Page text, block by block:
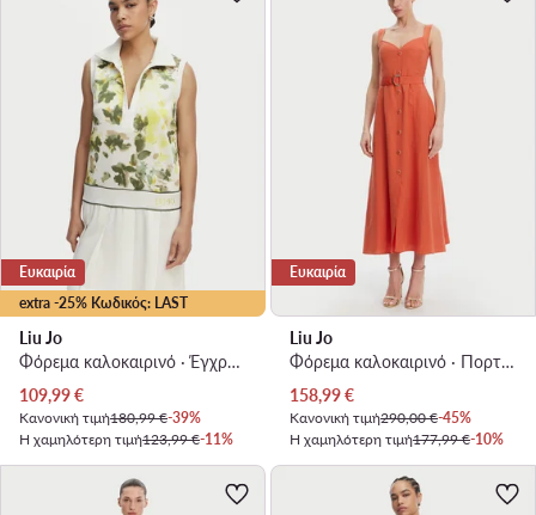
extra -25% Κωδικός: LAST
Ευκαιρία
Liu Jo
Φόρεμα καλοκαιρινό · Έγχρωμο · Mini
Τρέχουσα τιμή
109,99€
Κανονική τιμή180,99 €-39%
Η χαμηλότερη τιμή123,99 €-11%
Ευκαιρία
Liu Jo
Φόρεμα καλοκαιρινό · Πορτοκαλί · Midi
Τρέχουσα τιμή
158,99€
Κανονική τιμή290,00 €-45%
Η χαμηλότερη τιμή177,99 €-10%